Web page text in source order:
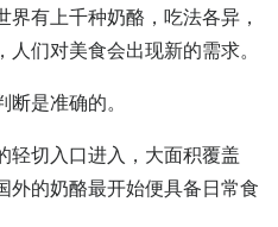
有上千种奶酪，吃法各异，
们对美食会出现新的需求。
是准确的。
轻切入口进入，大面积覆盖
外的奶酪最开始便具备日常食